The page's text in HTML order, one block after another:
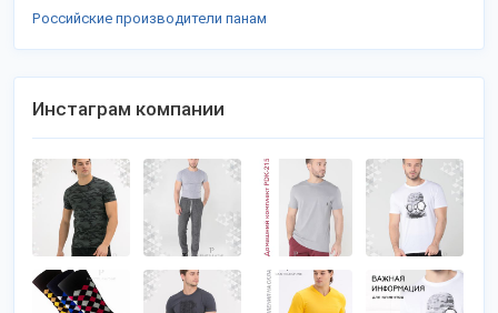
Российские производители панам
Инстаграм компании